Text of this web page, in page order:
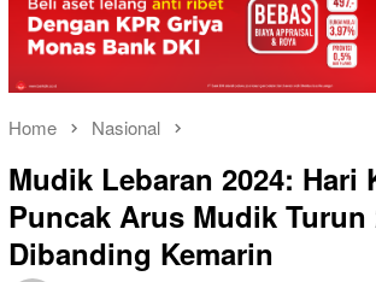
Home Nasional
Mudik Lebaran 2024: Hari
Puncak Arus Mudik Turun
Dibanding Kemarin